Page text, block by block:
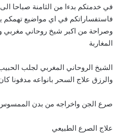
في خدمتكم بدءا من الثامنة صباحا الى
فاستفساراتكم في اي مواضيع تهمكم
وصراحة من اكبر شيخ روحاني مغربي
المغاربة
الشيخ الروحاني المغربي لجلب
والرزق علاج السحر بانواعه مدفونا
صرع الجن واخراجه من بدن
علاج الصرع الطبيعي